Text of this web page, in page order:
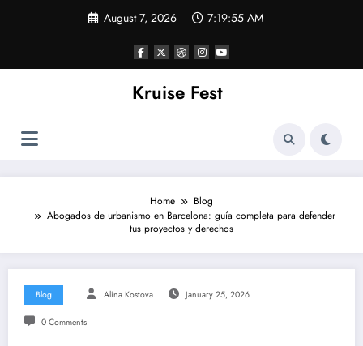
August 7, 2026 7:19:55 AM
Kruise Fest
Home
Blog
Abogados de urbanismo en Barcelona: guía completa para defender
tus proyectos y derechos
Blog Alina Kostova January 25, 2026
0 Comments